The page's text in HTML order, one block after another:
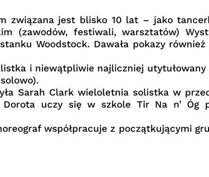
związana jest blisko 10 lat – jako
(zawodów, festiwali, warsztatów)
Woodstock. Dawała pokazy
i niewątpliwie najliczniej
Sarah Clark wieloletnia solistka w
Dorota uczy się w szkole Tir Na n’ Óg
współpracuje z początkującymi